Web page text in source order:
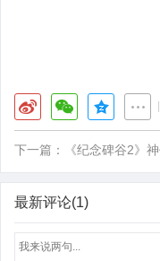
下一篇： 《纪念碑谷2》
最新评论(1)